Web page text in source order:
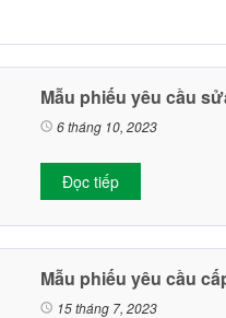
Mẫu phiếu yêu cầu
6 tháng 10, 2023
Đọc tiếp
Mẫu phiếu yêu cầu
15 tháng 7, 2023